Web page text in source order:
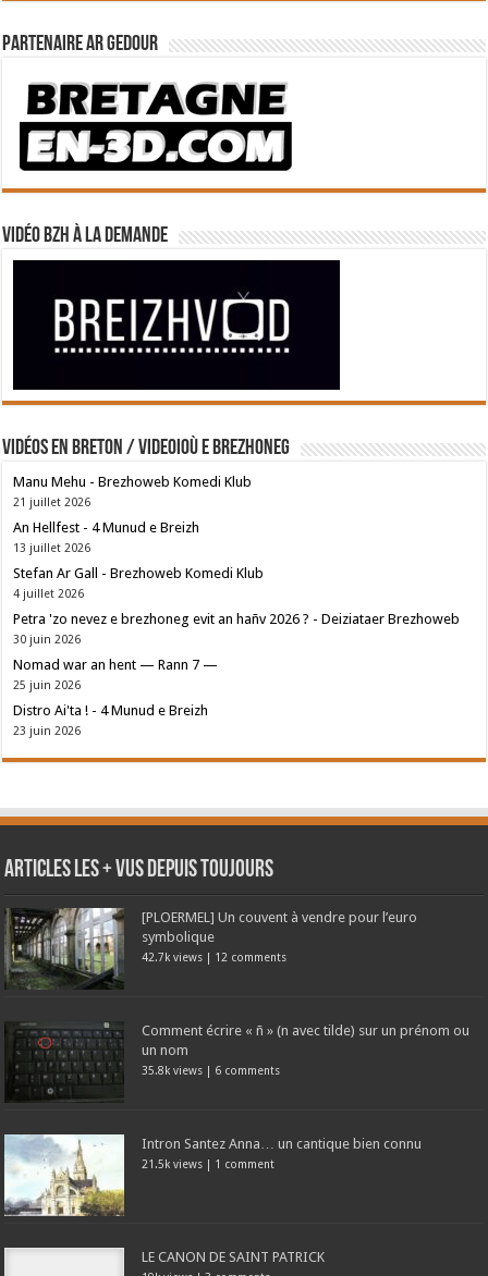
Partenaire Ar Gedour
Vidéo BZH à la demande
Vidéos en breton / Videoioù e brezhoneg
Manu Mehu - Brezhoweb Komedi Klub
21 juillet 2026
An Hellfest - 4 Munud e Breizh
13 juillet 2026
Stefan Ar Gall - Brezhoweb Komedi Klub
4 juillet 2026
Petra 'zo nevez e brezhoneg evit an hañv 2026 ? - Deiziataer Brezhoweb
30 juin 2026
Nomad war an hent — Rann 7 —
25 juin 2026
Distro Ai'ta ! - 4 Munud e Breizh
23 juin 2026
Articles les + vus depuis toujours
[PLOERMEL] Un couvent à vendre pour l’euro
symbolique
42.7k views 12 comments
Comment écrire « ñ » (n avec tilde) sur un prénom ou
un nom
35.8k views 6 comments
Intron Santez Anna… un cantique bien connu
21.5k views 1 comment
LE CANON DE SAINT PATRICK